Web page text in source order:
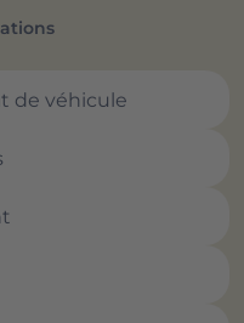
de véhicule